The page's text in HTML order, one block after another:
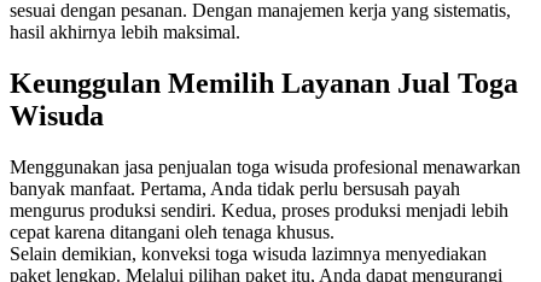
sesuai dengan pesanan. Dengan manajemen kerja yang sistematis,
hasil akhirnya lebih maksimal.
Keunggulan Memilih Layanan Jual Toga
Wisuda
Menggunakan jasa penjualan toga wisuda profesional menawarkan
banyak manfaat. Pertama, Anda tidak perlu bersusah payah
mengurus produksi sendiri. Kedua, proses produksi menjadi lebih
cepat karena ditangani oleh tenaga khusus.
Selain demikian, konveksi toga wisuda lazimnya menyediakan
paket lengkap. Melalui pilihan paket itu, Anda dapat mengurangi